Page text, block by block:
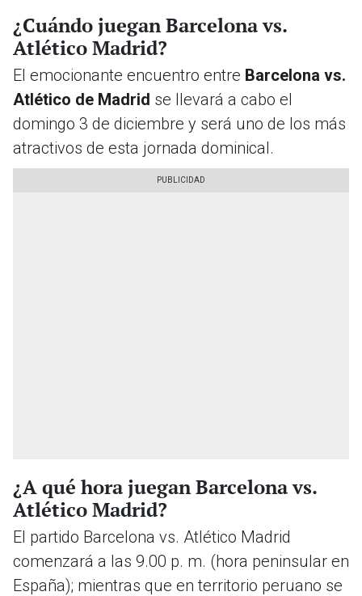
¿Cuándo juegan Barcelona vs.
Atlético Madrid?
El emocionante encuentro entre Barcelona vs.
Atlético de Madrid se llevará a cabo el
domingo 3 de diciembre y será uno de los más
atractivos de esta jornada dominical.
¿A qué hora juegan Barcelona vs.
Atlético Madrid?
El partido Barcelona vs. Atlético Madrid
comenzará a las 9.00 p. m. (hora peninsular en
España); mientras que en territorio peruano se